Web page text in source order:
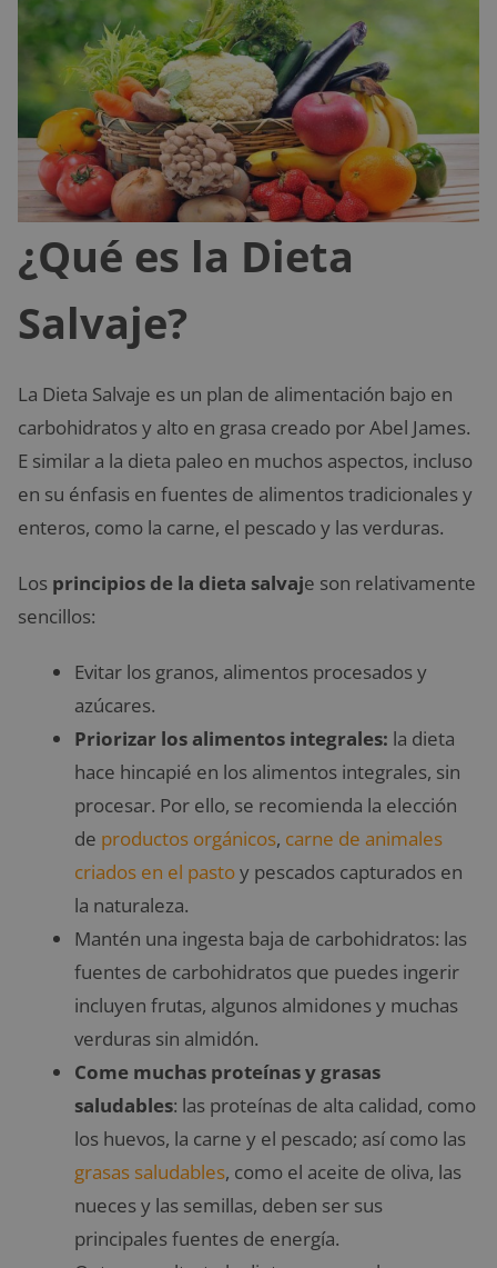
¿Qué es la Dieta
Salvaje?
La Dieta Salvaje es un plan de alimentación bajo en
carbohidratos y alto en grasa creado por Abel James.
E similar a la dieta paleo en muchos aspectos, incluso
en su énfasis en fuentes de alimentos tradicionales y
enteros, como la carne, el pescado y las verduras.
Los principios de la dieta salvaje son relativamente
sencillos:
Evitar los granos, alimentos procesados ​​y
azúcares.
Priorizar los alimentos integrales: la dieta
hace hincapié en los alimentos integrales, sin
procesar. Por ello, se recomienda la elección
de productos orgánicos, carne de animales
criados en el pastoy pescados capturados en
la naturaleza.
Mantén una ingesta baja de carbohidratos: las
fuentes de carbohidratos que puedes ingerir
incluyen frutas, algunos almidones y muchas
verduras sin almidón.
Come muchas proteínas y grasas
saludables: las proteínas de alta calidad, como
los huevos, la carne y el pescado; así como las
grasas saludables, como el aceite de oliva, las
nueces y las semillas, deben ser sus
principales fuentes de energía.